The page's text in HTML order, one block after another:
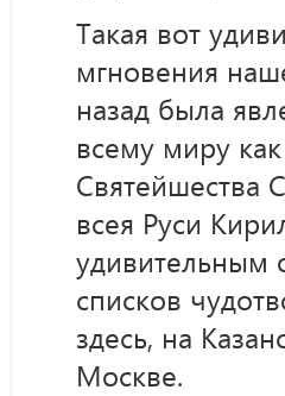
Такая вот
мгновения
назад была
всему миру
Святейшества
всея Руси
удивительным
списков
здесь, на
Москве.